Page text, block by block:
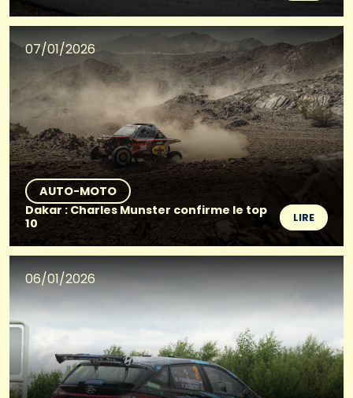
07/01/2026
AUTO-MOTO
Dakar : Charles Munster confirme le top
10
LIRE
06/01/2026